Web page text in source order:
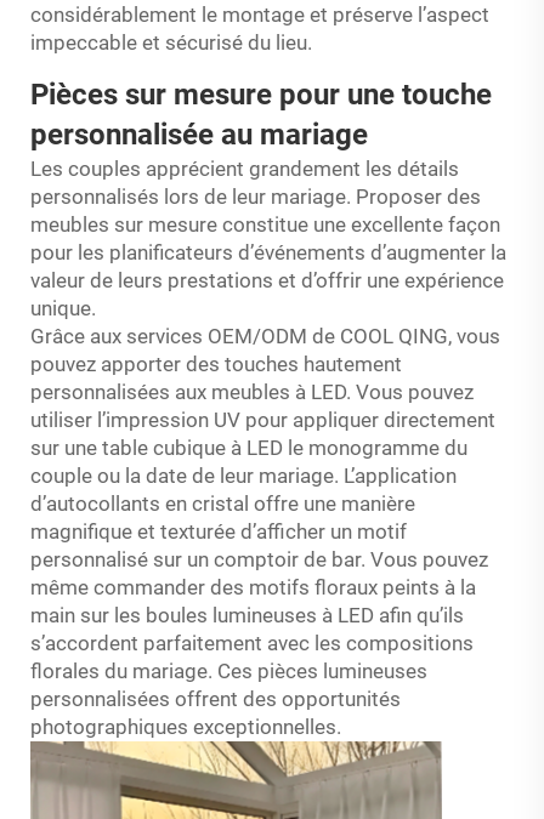
considérablement le montage et préserve l’aspect
impeccable et sécurisé du lieu.
Pièces sur mesure pour une touche
personnalisée au mariage
Les couples apprécient grandement les détails
personnalisés lors de leur mariage. Proposer des
meubles sur mesure constitue une excellente façon
pour les planificateurs d’événements d’augmenter la
valeur de leurs prestations et d’offrir une expérience
unique.
Grâce aux services OEM/ODM de COOL QING, vous
pouvez apporter des touches hautement
personnalisées aux meubles à LED. Vous pouvez
utiliser l’impression UV pour appliquer directement
sur une table cubique à LED le monogramme du
couple ou la date de leur mariage. L’application
d’autocollants en cristal offre une manière
magnifique et texturée d’afficher un motif
personnalisé sur un comptoir de bar. Vous pouvez
même commander des motifs floraux peints à la
main sur les boules lumineuses à LED afin qu’ils
s’accordent parfaitement avec les compositions
florales du mariage. Ces pièces lumineuses
personnalisées offrent des opportunités
photographiques exceptionnelles.